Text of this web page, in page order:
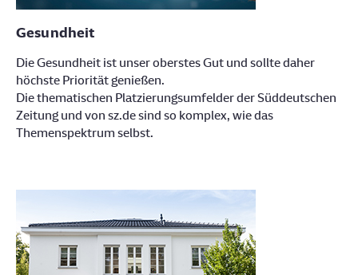
Gesundheit
Die Gesundheit ist unser oberstes Gut und sollte daher
höchste Priorität genießen.
Die thematischen Platzierungsumfelder der Süddeutschen
Zeitung und von sz.de sind so komplex, wie das
Themenspektrum selbst.